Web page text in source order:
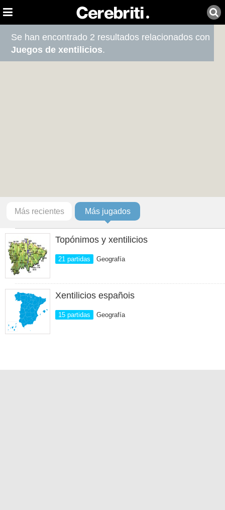
Se han encontrado 2 resultados relacionados con
Juegos de xentilicios.
Más recientes Más jugados
Topónimos y xentilicios
21 partidas Geografía
Xentilicios españois
15 partidas Geografía